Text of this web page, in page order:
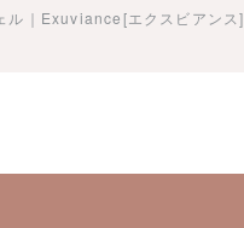
ル｜Exuviance[エクスビアンス]